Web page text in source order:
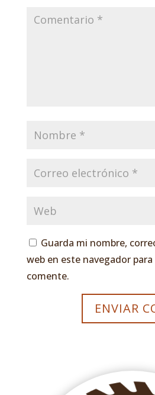
Guarda mi nombre,
web en este navegador
comente.
ENVIAR